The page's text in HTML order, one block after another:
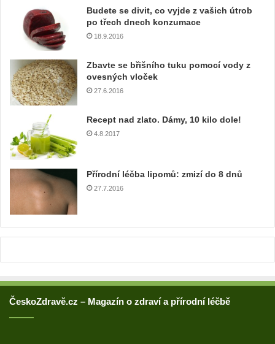
l
v
o
d
r
Budete se divit, co vyjde z vašich útrob
po třech dnech konzumace
18.9.2016
Zbavte se břišního tuku pomocí vody z
ovesných vloček
27.6.2016
Recept nad zlato. Dámy, 10 kilo dole!
4.8.2017
Přírodní léčba lipomů: zmizí do 8 dnů
27.7.2016
ČeskoZdravě.cz – Magazín o zdraví a přírodní léčbě